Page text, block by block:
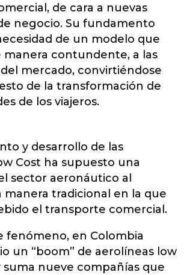
de cara a nuevas
negocio. Su fundamento
de un modelo que
manera contundente, a las
mercado, convirtiéndose
de la transformación de
de los viajeros.
y desarrollo de las
Cost ha supuesto una
sector aeronáutico al
manera tradicional en la que
el transporte comercial.
fenómeno, en Colombia
un “boom” de aerolíneas low
suma nueve compañías que